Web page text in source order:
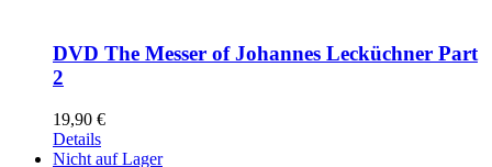
DVD The Messer of Johannes Lecküchner Part
2
19,90 €
Details
Nicht auf Lager